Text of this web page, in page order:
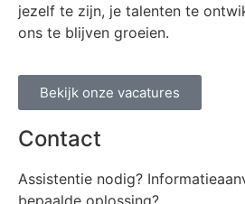
jezelf te zijn, je talenten te
ons te blijven groeien.
Bekijk onze vacatures
Contact
Assistentie nodig?
bepaalde oplossing?